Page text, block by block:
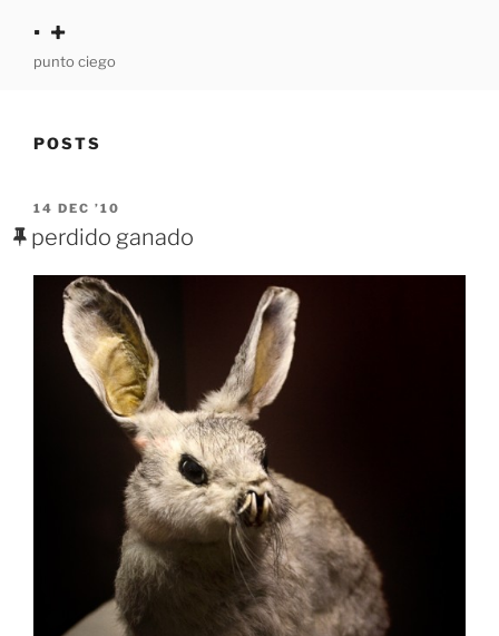
content
· +
punto ciego
POSTS
POSTED
14 DEC ’10
perdido ganado